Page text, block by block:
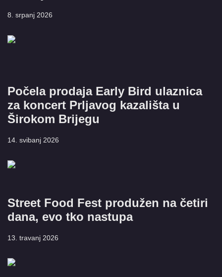
8. srpanj 2026
Počela prodaja Early Bird ulaznica
za koncert Prljavog kazališta u
Širokom Brijegu
14. svibanj 2026
Street Food Fest produžen na četiri
dana, evo tko nastupa
13. travanj 2026